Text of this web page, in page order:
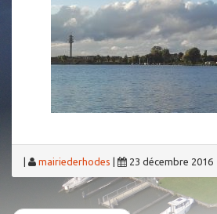
mairiederhodes 23 décembre 2016